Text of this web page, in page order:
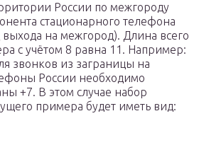
России по межгороду
стационарного телефона
выхода на межгород). Длина всего
с учётом 8 равна 11. Например:
звонков из заграницы на
России необходимо
+7. В этом случае набор
примера будет иметь вид: